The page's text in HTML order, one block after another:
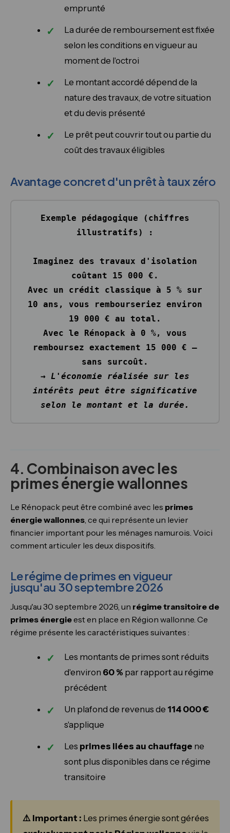
emprunté
La durée de remboursement est fixée
selon les conditions en vigueur au
moment de l'octroi
Le montant accordé dépend de la
nature des travaux, de votre situation
et du devis présenté
Le prêt peut couvrir tout ou partie du
coût des travaux éligibles
Avantage concret d'un prêt à taux zéro
Exemple pédagogique (chiffres
illustratifs) :
Imaginez des travaux d'isolation
coûtant 15 000 € .
Avec un crédit classique à 5 % sur
10 ans, vous rembourseriez environ
19 000 € au total.
Avec le Rénopack à 0 %, vous
remboursez exactement 15 000 € —
sans surcoût.
→ L'économie réalisée sur les
intérêts peut être significative
selon le montant et la durée.
4. Combinaison avec les
primes énergie wallonnes
Le Rénopack peut être combiné avec les primes
énergie wallonnes, ce qui représente un levier
financier important pour les ménages namurois. Voici
comment articuler les deux dispositifs.
Le régime de primes en vigueur
jusqu'au 30 septembre 2026
Jusqu'au 30 septembre 2026, un régime transitoire de
primes énergieest en place en Région wallonne. Ce
régime présente les caractéristiques suivantes :
Les montants de primes sont réduits
d'environ 60 % par rapport au régime
précédent
Un plafond de revenus de 114 000 €
s'applique
Les primes liées au chauffage ne
sont plus disponibles dans ce régime
transitoire
⚠️ Important : Les primes énergie sont gérées